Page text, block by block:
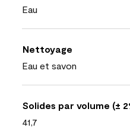
Eau
Nettoyage
Eau et savon
Solides par volume (±
41,7